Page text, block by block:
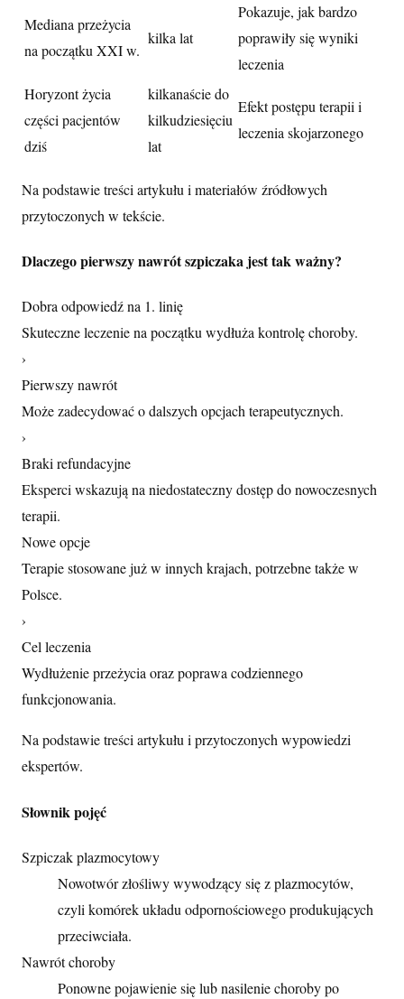
Mediana przeżycia
na początku XXI w.
kilka lat
Pokazuje, jak bardzo
poprawiły się wyniki
leczenia
Horyzont życia
części pacjentów
dziś
kilkanaście do
kilkudziesięciu
lat
Efekt postępu terapii i
leczenia skojarzonego
Na podstawie treści artykułu i materiałów źródłowych
przytoczonych w tekście.
Dlaczego pierwszy nawrót szpiczaka jest tak ważny?
Dobra odpowiedź na 1. linię
Skuteczne leczenie na początku wydłuża kontrolę choroby.
›
Pierwszy nawrót
Może zadecydować o dalszych opcjach terapeutycznych.
›
Braki refundacyjne
Eksperci wskazują na niedostateczny dostęp do nowoczesnych
terapii.
Nowe opcje
Terapie stosowane już w innych krajach, potrzebne także w
Polsce.
›
Cel leczenia
Wydłużenie przeżycia oraz poprawa codziennego
funkcjonowania.
Na podstawie treści artykułu i przytoczonych wypowiedzi
ekspertów.
Słownik pojęć
Szpiczak plazmocytowy
Nowotwór złośliwy wywodzący się z plazmocytów,
czyli komórek układu odpornościowego produkujących
przeciwciała.
Nawrót choroby
Ponowne pojawienie się lub nasilenie choroby po